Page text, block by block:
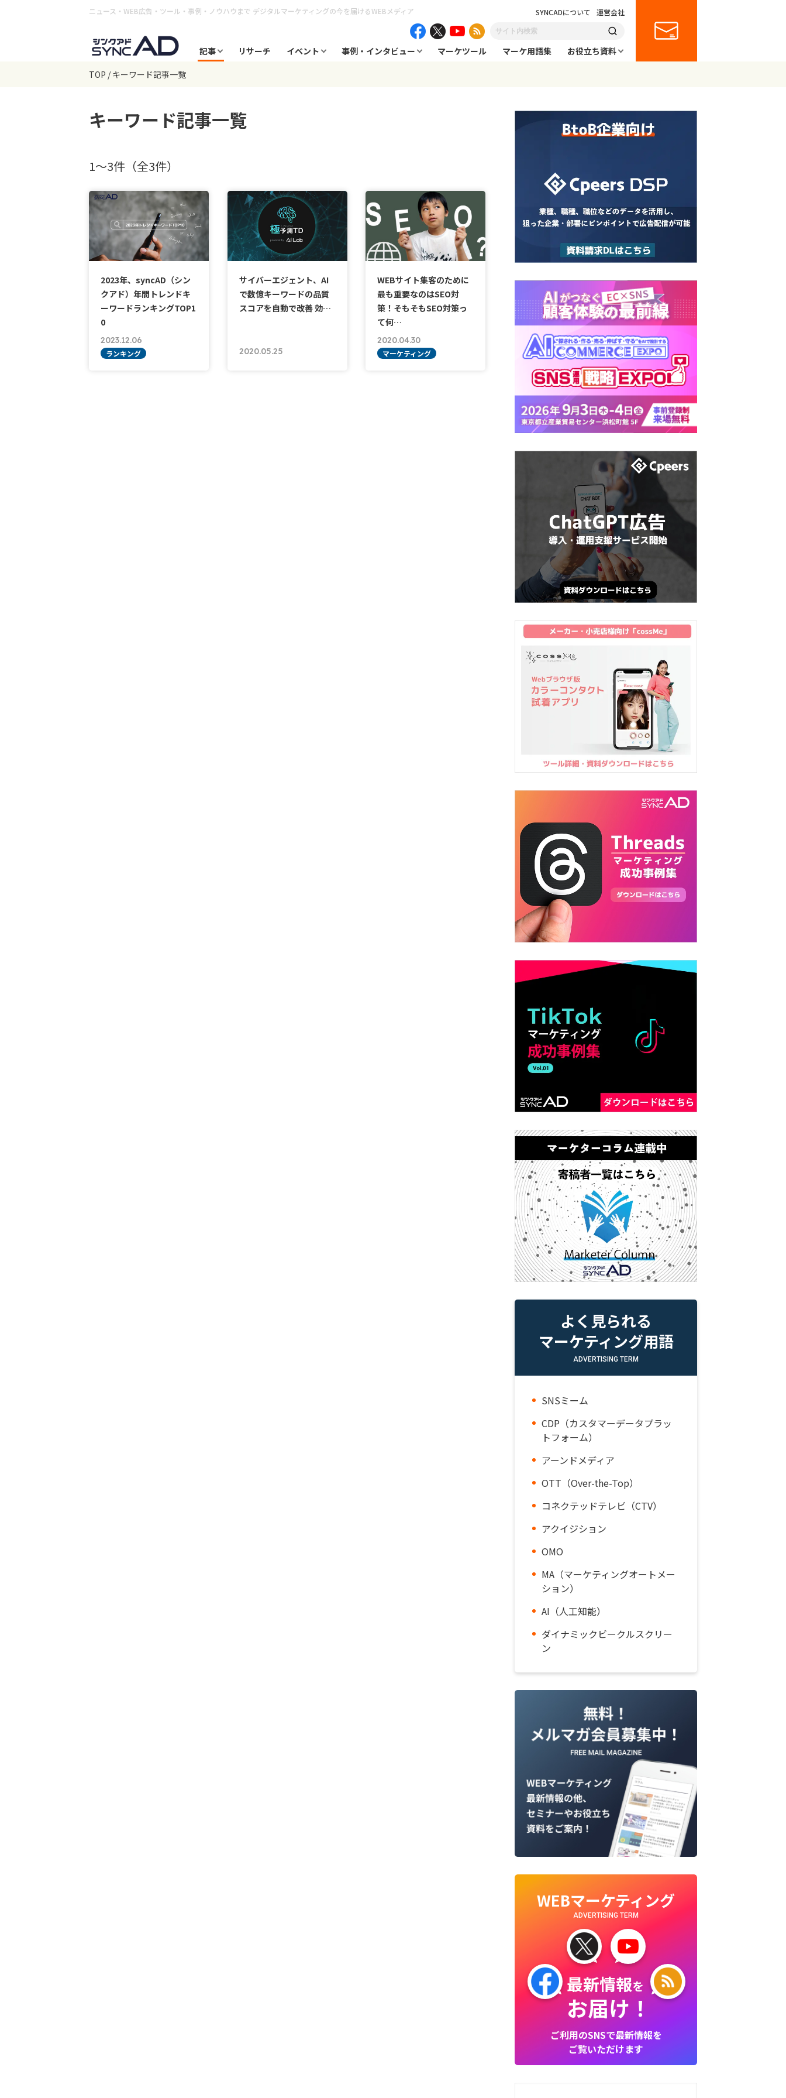
ニュース・WEB広告・ツール・事例・ノウハウまで デジタルマーケティングの今を届けるWEBメディア SYNCADについて 運営会社
記事 リサーチ イベント 事例・インタビュー マーケツール マーケ用語集
お役立ち資料
TOP
キーワード記事一覧
キーワード記事一覧
1〜3件（全3件）
2023年、syncAD（シン
クアド）年間トレンドキ
ーワードランキングTOP1
0
2023.12.06
ランキング
サイバーエジェント、AI
で数億キーワードの品質
スコアを自動で改善 効…
2020.05.25
WEBサイト集客のために
最も重要なのはSEO対
策！そもそもSEO対策っ
て何…
2020.04.30
マーケティング
よく見られる
マーケティング用語
ADVERTISING TERM
SNSミーム
CDP（カスタマーデータプラッ
トフォーム）
アーンドメディア
OTT（Over-the-Top）
コネクテッドテレビ（CTV）
アクイジション
OMO
MA（マーケティングオートメー
ション）
AI（人工知能）
ダイナミックビークルスクリー
ン
WEBマーケティング
ADVERTISING TERM
最新情報を
お届け！
ご利用のSNSで最新情報を
ご覧いただけます